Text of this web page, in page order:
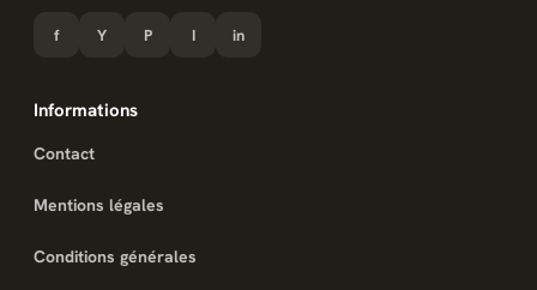
f Y P I in
Informations
Contact
Mentions légales
Conditions générales